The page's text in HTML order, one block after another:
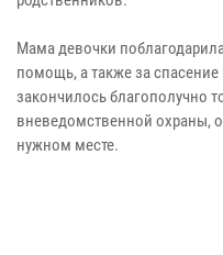
Мама девочки
помощь, а также за
закончилось благополучно
вневедомственной охраны,
нужном месте.